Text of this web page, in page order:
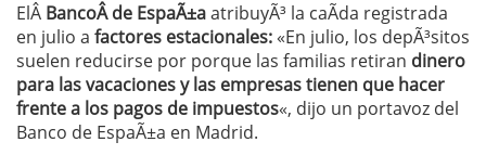
ElÂ BancoÂ de EspaÃ±aatribuyÃ³ la caÃ­da registrada
en julio a factores estacionales: «En julio, los depÃ³sitos
suelen reducirse por porque las familias retiran dinero
para las vacaciones y las empresas tienen que hacer
frente a los pagos de impuestos«, dijo un portavoz del
Banco de EspaÃ±a en Madrid.